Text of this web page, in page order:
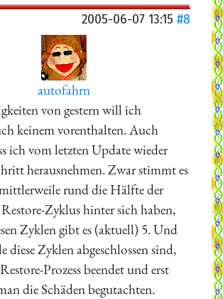
2005-06-07 13:15 #8
autofahrn
von gestern will ich
keinem vorenthalten. Auch
ich vom letzten Update wieder
herausnehmen. Zwar stimmt es
rund die Hälfte der
Restore-Zyklus hinter sich haben,
Zyklen gibt es (aktuell) 5. Und
diese Zyklen abgeschlossen sind,
Prozess beendet und erst
die Schäden begutachten.